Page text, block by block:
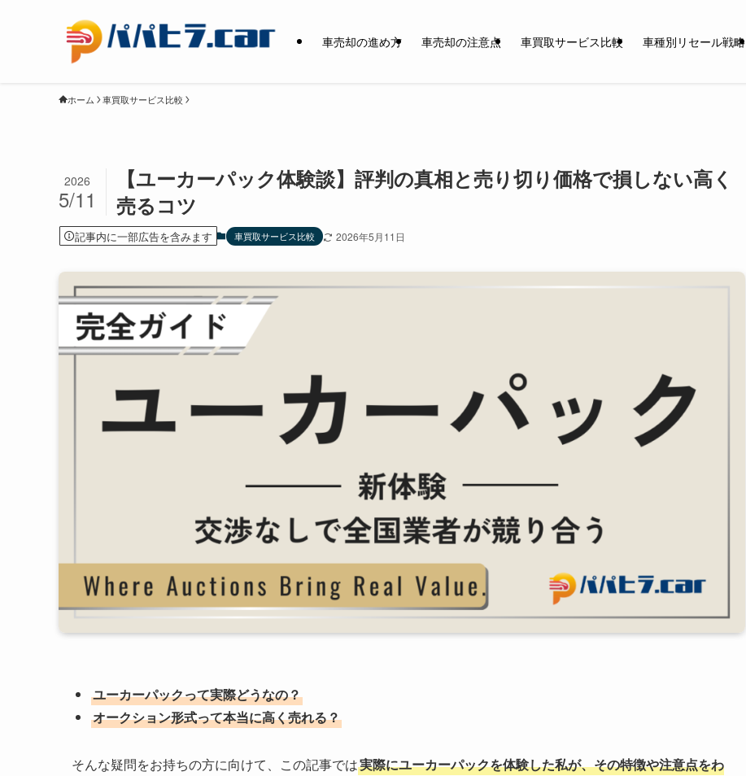
車売却の進め方 車売却の注意点 車買取サービス比較 車種別リセール戦略
ホーム 車買取サービス比較
【ユーカーパック体験談】評判の真相と売り切り価格で損しない高く
売るコツ
2026
5/11
記事内に一部広告を含みます 車買取サービス比較 2026年5月11日
ユーカーパックって実際どうなの？
オークション形式って本当に高く売れる？
そんな疑問をお持ちの方に向けて、この記事では実際にユーカーパックを体験した私が、その特徴や注意点をわ